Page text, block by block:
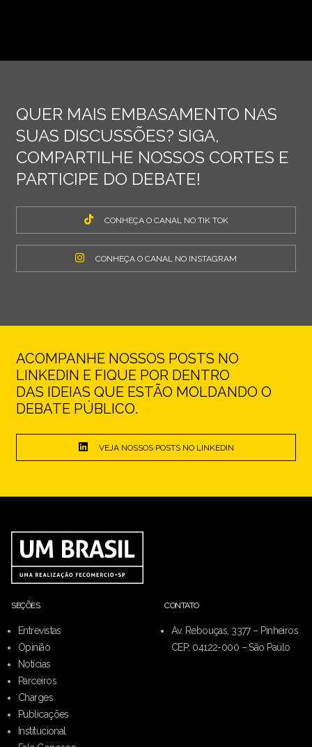
QUER MAIS EMBASAMENTO NAS
SUAS DISCUSSÕES? SIGA,
COMPARTILHE NOSSOS CORTES E
PARTICIPE DO DEBATE!
CONHEÇA O CANAL NO TIK TOK
CONHEÇA O CANAL NO INSTAGRAM
ACOMPANHE NOSSOS POSTS NO
LINKEDIN E FIQUE POR DENTRO
DAS IDEIAS QUE ESTÃO MOLDANDO O
DEBATE PÚBLICO.
VEJA NOSSOS POSTS NO LINKEDIN
SEÇÕES
Entrevistas
Opinião
Notícias
Parceiros
Charges
Publicações
Institucional
CONTATO
Av. Rebouças, 3377 – Pinheiros
CEP: 04122-000 – São Paulo